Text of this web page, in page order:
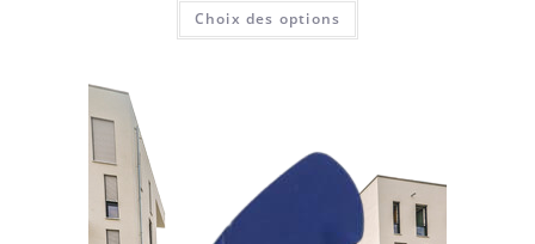
Choix des options